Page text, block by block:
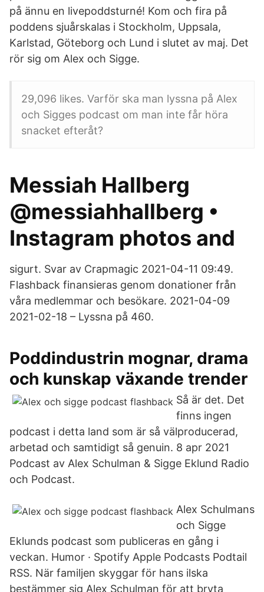
på ännu en livepoddsturné! Kom och fira på
poddens sjuårskalas i Stockholm, Uppsala,
Karlstad, Göteborg och Lund i slutet av maj. Det
rör sig om Alex och Sigge.
29,096 likes. Varför ska man lyssna på Alex
och Sigges podcast om man inte får höra
snacket efteråt?
Messiah Hallberg
@messiahhallberg •
Instagram photos and
sigurt. Svar av Crapmagic 2021-04-11 09:49.
Flashback finansieras genom donationer från
våra medlemmar och besökare. 2021-04-09
2021-02-18 – Lyssna på 460.
Poddindustrin mognar, drama
och kunskap växande trender
Så är det. Det
finns ingen
podcast i detta land som är så välproducerad,
arbetad och samtidigt så genuin. 8 apr 2021
Podcast av Alex Schulman & Sigge Eklund Radio
och Podcast.
Alex Schulmans
och Sigge
Eklunds podcast som publiceras en gång i
veckan. Humor · Spotify Apple Podcasts Podtail
RSS. När familjen skyggar för hans ilska
bestämmer sig Alex Schulman för att bryta